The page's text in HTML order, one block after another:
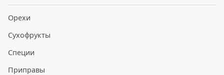
Орехи
Сухофрукты
Специи
Приправы